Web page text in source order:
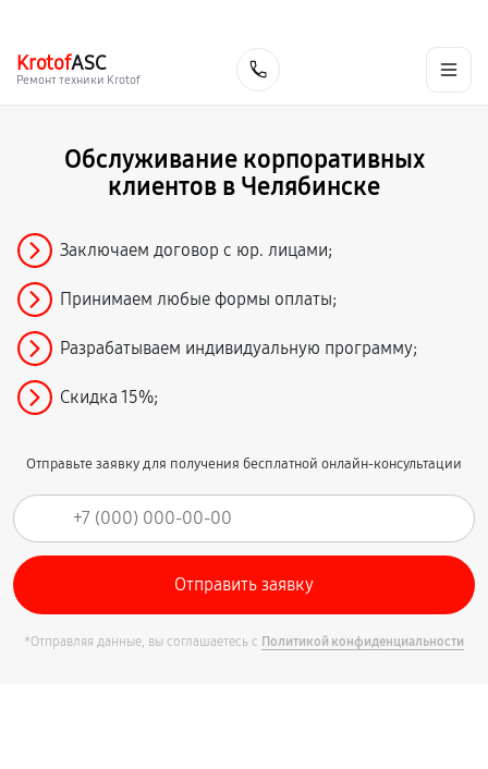
KrotofASC
Ремонт техники Krotof
Обслуживание корпоративных
клиентов в Челябинске
Заключаем договор с юр. лицами;
Принимаем любые формы оплаты;
Разрабатываем индивидуальную программу;
Скидка 15%;
Отправьте заявку для получения бесплатной онлайн-консультации
*Отправляя данные, вы соглашаетесь с Политикой конфиденциальности